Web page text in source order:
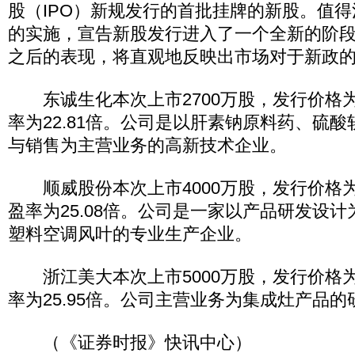
股（IPO）新规发行的首批挂牌的新股。值
的实施，宣告新股发行进入了一个全新的阶
之后的表现，将直观地反映出市场对于新政
东诚生化本次上市2700万股，发行价格
率为22.81倍。公司是以肝素钠原料药、硫酸
与销售为主营业务的高新技术企业。
顺威股份本次上市4000万股，发行价格
盈率为25.08倍。公司是一家以产品研发设计
塑料空调风叶的专业生产企业。
浙江美大本次上市5000万股，发行价格
率为25.95倍。公司主营业务为集成灶产品的
（《证券时报》快讯中心）